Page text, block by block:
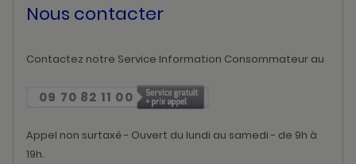
Nous contacter
Contactez notre Service Information Consommateur au
09 70 82 11 00
Appel non surtaxé - Ouvert du lundi au samedi - de 9h à
19h.